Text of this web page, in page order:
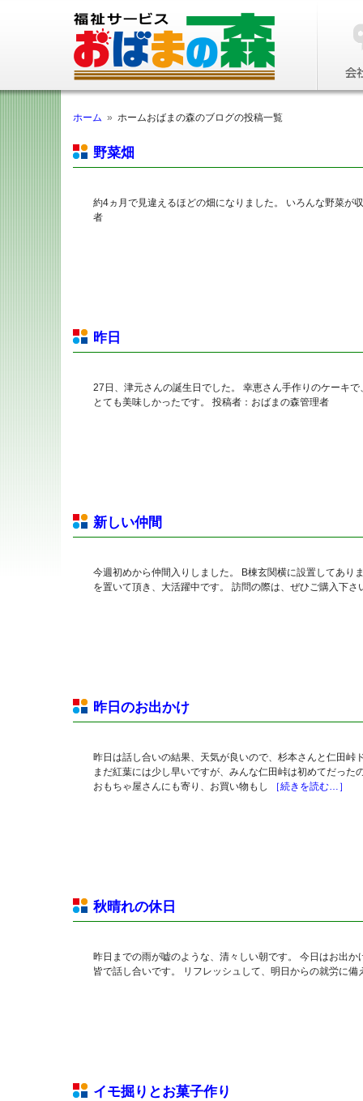
ホーム » ホームおばまの森のブログの投稿一覧
野菜畑
約4ヵ月で見違えるほどの畑になりました。 いろんな野菜が
者
昨日
27日、津元さんの誕生日でした。 幸恵さん手作りのケーキ
とても美味しかったです。 投稿者：おばまの森管理者
新しい仲間
今週初めから仲間入りしました。 B棟玄関横に設置してあり
を置いて頂き、大活躍中です。 訪問の際は、ぜひご購入下
昨日のお出かけ
昨日は話し合いの結果、天気が良いので、杉本さんと仁田峠
まだ紅葉には少し早いですが、みんな仁田峠は初めてだった
おもちゃ屋さんにも寄り、お買い物もし
［続きを読む…］
秋晴れの休日
昨日までの雨が嘘のような、清々しい朝です。 今日はお出
皆で話し合いです。 リフレッシュして、明日からの就労に
イモ掘りとお菓子作り